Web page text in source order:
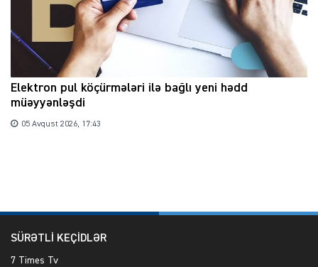
Elektron pul köçürmələri ilə bağlı yeni hədd
müəyyənləşdi
05 Avqust 2026, 17:43
SÜRƏTLİ KEÇİDLƏR
7 Times Tv